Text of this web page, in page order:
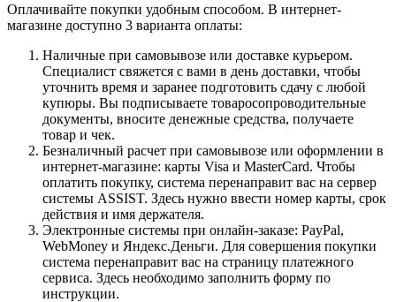
Оплачивайте покупки удобным способом. В интернет-
магазине доступно 3 варианта оплаты:
Наличные при самовывозе или доставке курьером.
Специалист свяжется с вами в день доставки, чтобы
уточнить время и заранее подготовить сдачу с любой
купюры. Вы подписываете товаросопроводительные
документы, вносите денежные средства, получаете
товар и чек.
Безналичный расчет при самовывозе или оформлении в
интернет-магазине: карты Visa и MasterCard. Чтобы
оплатить покупку, система перенаправит вас на сервер
системы ASSIST. Здесь нужно ввести номер карты, срок
действия и имя держателя.
Электронные системы при онлайн-заказе: PayPal,
WebMoney и Яндекс.Деньги. Для совершения покупки
система перенаправит вас на страницу платежного
сервиса. Здесь необходимо заполнить форму по
инструкции.